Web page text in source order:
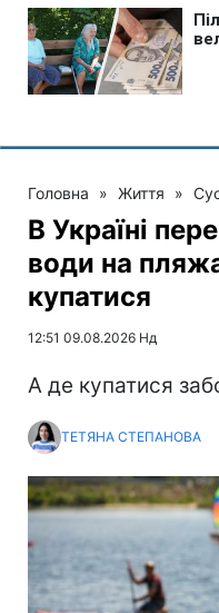
Головна » Життя »
В Україні
води на
купатися
12:51 09.08.2026 Нд
А де купатися
ТЕТЯНА СТЕПАНОВА